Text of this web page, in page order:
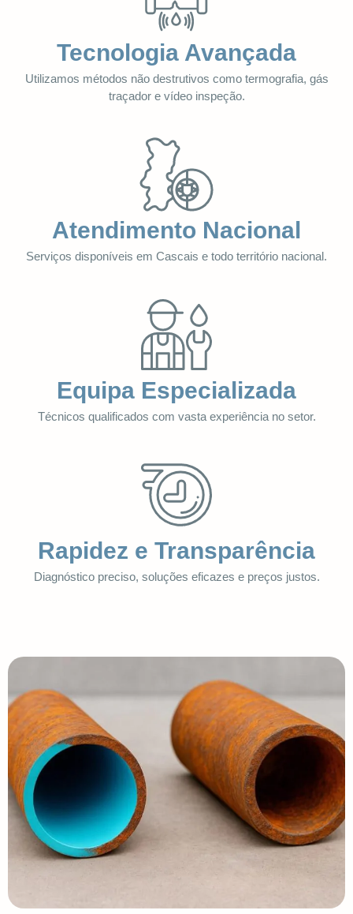
Tecnologia Avançada
Utilizamos métodos não destrutivos como termografia, gás
traçador e vídeo inspeção.
Atendimento Nacional
Serviços disponíveis em Cascais e todo território nacional.
Equipa Especializada
Técnicos qualificados com vasta experiência no setor.
Rapidez e Transparência
Diagnóstico preciso, soluções eficazes e preços justos.